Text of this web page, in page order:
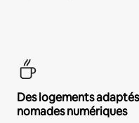
Des logements
nomades numériques